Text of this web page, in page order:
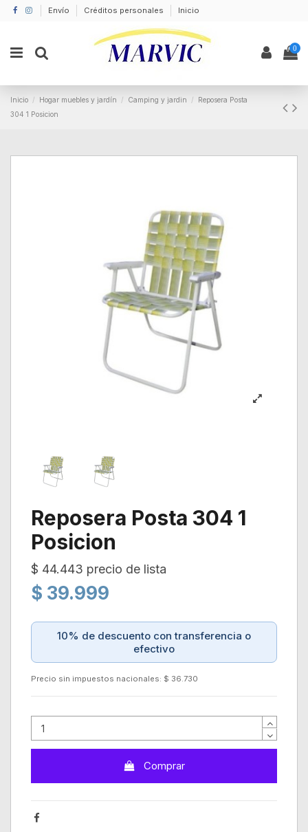
Envío Créditos personales Inicio
0
Inicio Hogar muebles y jardín Camping y jardin
Reposera Posta
304 1 Posicion
Reposera Posta 304 1
Posicion
$ 44.443 precio de lista
$ 39.999
10% de descuento con transferencia o
efectivo
Precio sin impuestos nacionales: $ 36.730
Comprar